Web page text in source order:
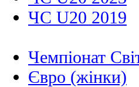
ЧС U20 2019
Чемпіонат
Євро (жінки)